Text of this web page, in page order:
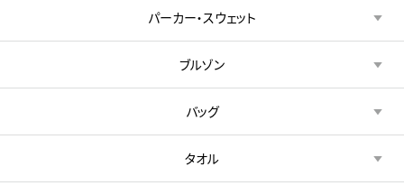
パーカー・スウェット
ブルゾン
バッグ
タオル